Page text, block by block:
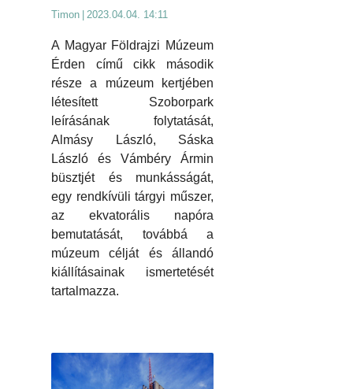
Timon 2023.04.04. 14:11
A Magyar Földrajzi Múzeum
Érden című cikk második
része a múzeum kertjében
létesített Szoborpark
leírásának folytatását,
Almásy László, Sáska
László és Vámbéry Ármin
büsztjét és munkásságát,
egy rendkívüli tárgyi műszer,
az ekvatorális napóra
bemutatását, továbbá a
múzeum célját és állandó
kiállításainak ismertetését
tartalmazza.